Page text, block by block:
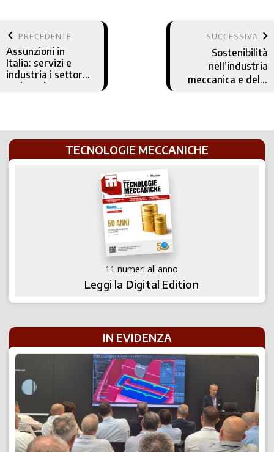
keyboard_arrow_left PRECEDENTE
Assunzioni in
Italia: servizi e
industria i settori
trainanti
SUCCESSIVA keyboard_arrow_right
Sostenibilità
nell’industria
meccanica e delle
TECNOLOGIE MECCANICHE
11 numeri all'anno
Leggi la Digital Edition
IN EVIDENZA